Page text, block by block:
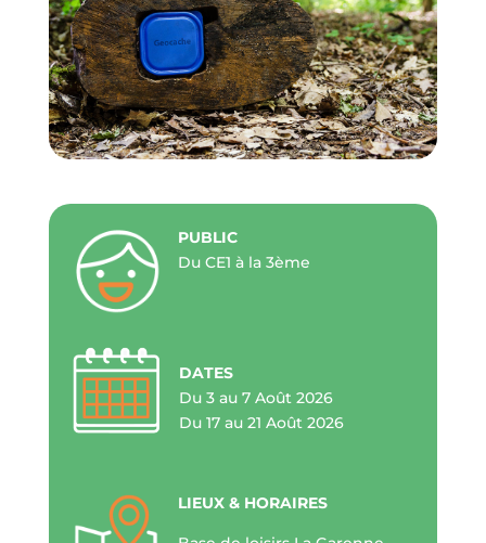
PUBLIC
Du CE1 à la 3ème
DATES
Du 3 au 7 Août 2026
Du 17 au 21 Août 2026
LIEUX & HORAIRES